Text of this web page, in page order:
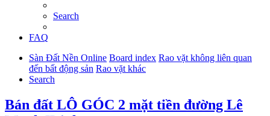
Search
FAQ
Sàn Đất Nền Online Board index Rao vặt không liên quan
đến bất động sản Rao vặt khác
Search
Bán đất LÔ GÓC 2 mặt tiền đường Lê